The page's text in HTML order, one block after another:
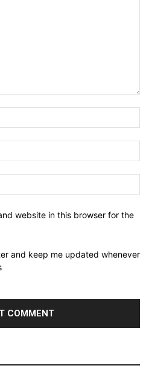
website in this browser for the
and keep me updated whenever